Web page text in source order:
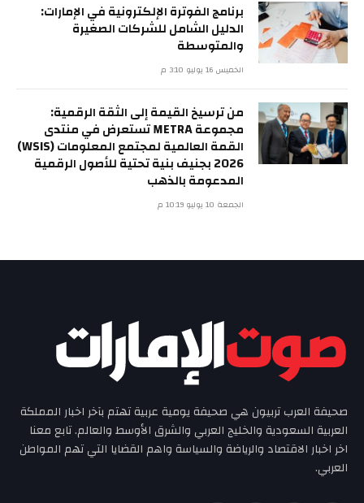
برنامج الفوترة الإلكترونية في الإمارات:
الدليل الشامل للشركات الصغيرة
والمتوسطة
الخميس 16 يوليو 3:10 م
من ترسيخ القيمة إلى الثقة الرقمية:
مجموعة METRA تستعرض في منتدى
القمة العالمية لمجتمع المعلومات (WSIS)
2026 بجنيف بنية تحتية للأصول الرقمية
المدعومة بالذهب
الجمعة 10 يوليو 10:19 م
صحيفة العرب تربيون هي صحيفة يومية عربية تهتم بآخر اخبار المملكة
العربية السعودية والخليج العربي والشرق الأوسط والعالم. تابع معنا
اخر اخبار الاقتصاد والرياضة والسياسة واهم القضايا التي تهم المواطن
العربي.